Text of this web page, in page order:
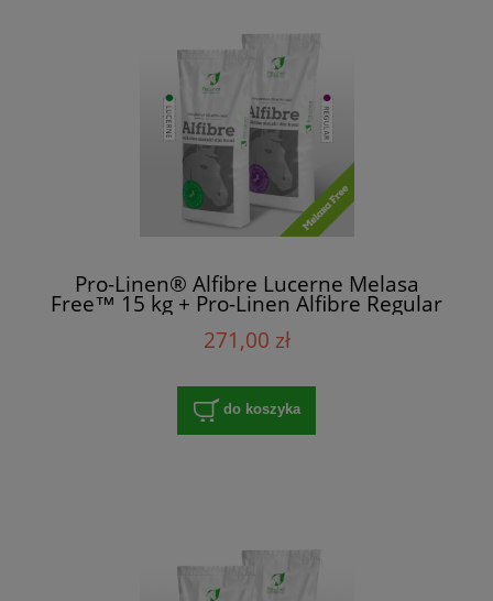
Pro-Linen® Alfibre Lucerne Melasa
Free™ 15 kg + Pro-Linen Alfibre Regular
Melasa Free™ 15 kg
271,00 zł
do koszyka